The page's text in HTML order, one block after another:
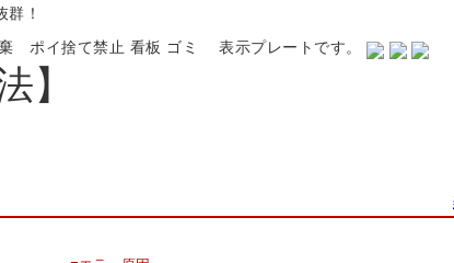
！
ポイ捨て禁止 看板 ゴミ 表示プレートです。
】